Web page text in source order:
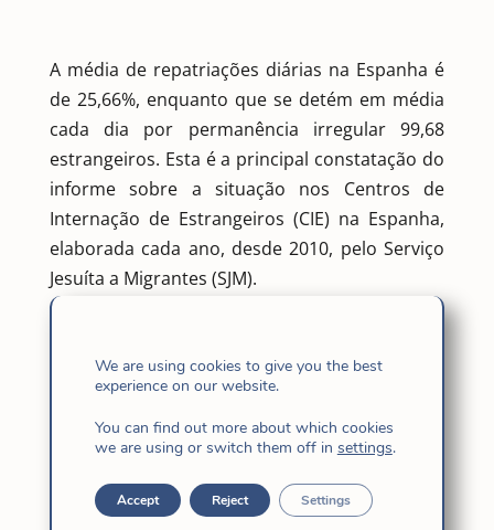
A média de repatriações diárias na Espanha é
de 25,66%, enquanto que se detém em média
cada dia por permanência irregular 99,68
estrangeiros. Esta é a principal constatação do
informe sobre a situação nos Centros de
Internação de Estrangeiros (CIE) na Espanha,
elaborada cada ano, desde 2010, pelo Serviço
Jesuíta a Migrantes (SJM).
O estudo relativo ao ano 2016 apresentado
do Povo em Madri, revela que um total de
7.597 pessoas foram presas no ano passado
em algum dos CIE de nosso país. E 5.695 delas
o foram diretamente após chegarem às costas
espanholas.
É um número significativo, porque das 14.558
We are using cookies to give you the best
experience on our website.
You can find out more about which cookies
we are using or switch them off in settings.
Accept Reject Settings